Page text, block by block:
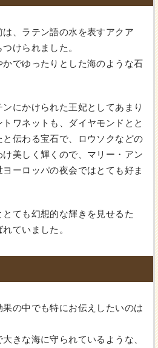
、ラテン語の水を表すアクア
けられました。
でゆったりとした海のような石
にかけられた王妃としてあまり
ワネットも、ダイヤモンドとと
と伝わる宝石で、ロウソクなどの
美しく輝くので、マリー・アン
ヨーロッパの夜会ではとても好ま
ても幻想的な輝きを見せるた
ていました。
の中でも特にお伝えしたいのは
きな海に守られているような、